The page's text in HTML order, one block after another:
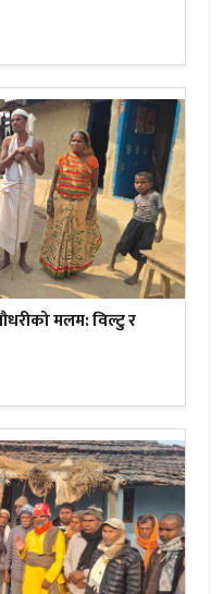
मलम: विल्टु र